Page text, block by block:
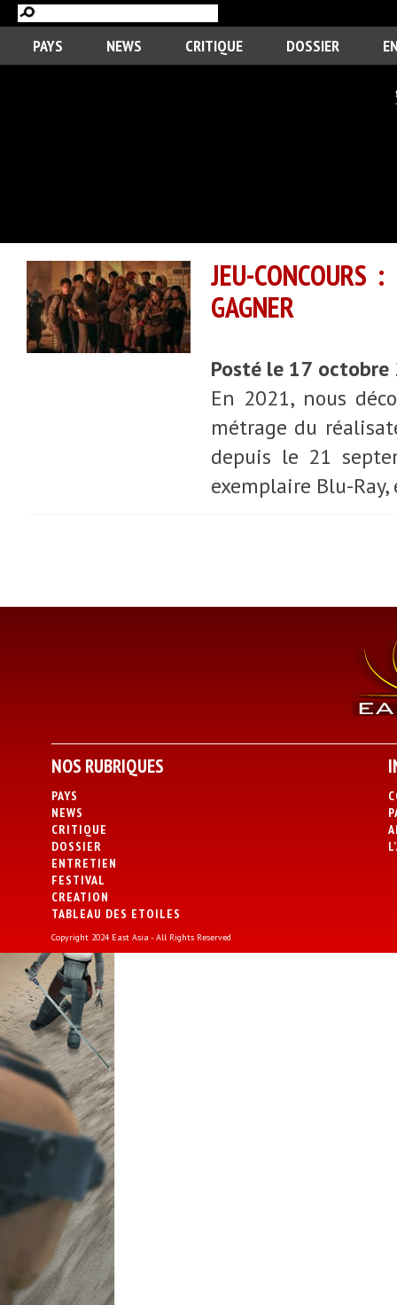
PAYS NEWS CRITIQUE DOSSIER
JEU-CONCOURS
GAGNER
Posté le 17
En 2021, nous
métrage du
depuis le 21
exemplaire Blu-
NOS RUBRIQUES
PAYS
NEWS
CRITIQUE
DOSSIER
ENTRETIEN
FESTIVAL
CREATION
TABLEAU DES ETOILES
Copyright 2024 East Asia - All Rights Reserved